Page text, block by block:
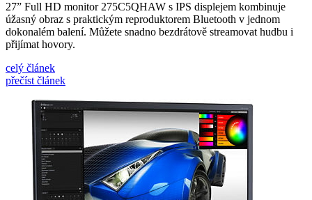
27” Full HD monitor 275C5QHAW s IPS displejem kombinuje
úžasný obraz s praktickým reproduktorem Bluetooth v jednom
dokonalém balení. Můžete snadno bezdrátově streamovat hudbu i
přijímat hovory.
celý článek
přečíst článek